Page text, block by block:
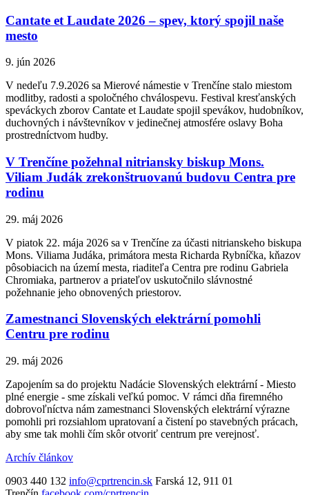
Cantate et Laudate 2026 – spev, ktorý spojil naše
mesto
9. jún 2026
V nedeľu 7.9.2026 sa Mierové námestie v Trenčíne stalo miestom
modlitby, radosti a spoločného chválospevu. Festival kresťanských
speváckych zborov Cantate et Laudate spojil spevákov, hudobníkov,
duchovných i návštevníkov v jedinečnej atmosfére oslavy Boha
prostredníctvom hudby.
V Trenčíne požehnal nitriansky biskup Mons.
Viliam Judák zrekonštruovanú budovu Centra pre
rodinu
29. máj 2026
V piatok 22. mája 2026 sa v Trenčíne za účasti nitrianskeho biskupa
Mons. Viliama Judáka, primátora mesta Richarda Rybníčka, kňazov
pôsobiacich na území mesta, riaditeľa Centra pre rodinu Gabriela
Chromiaka, partnerov a priateľov uskutočnilo slávnostné
požehnanie jeho obnovených priestorov.
Zamestnanci Slovenských elektrární pomohli
Centru pre rodinu
29. máj 2026
Zapojením sa do projektu Nadácie Slovenských elektrární - Miesto
plné energie - sme získali veľkú pomoc. V rámci dňa firemného
dobrovoľníctva nám zamestnanci Slovenských elektrární výrazne
pomohli pri rozsiahlom upratovaní a čistení po stavebných prácach,
aby sme tak mohli čím skôr otvoriť centrum pre verejnosť.
Archív článkov
0903 440 132 info@cprtrencin.sk Farská 12, 911 01